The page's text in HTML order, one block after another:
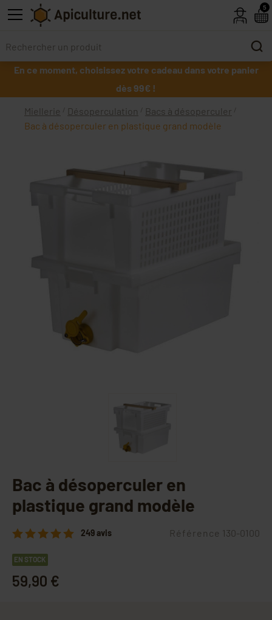
Skip to main content
En ce moment, choisissez votre cadeau dans votre panier
dès 99€ !
Miellerie Désoperculation
Bacs à désoperculer
Bac à désoperculer en plastique grand modèle
Bac à désoperculer en
plastique grand modèle
249 avis Référence 130-0100
EN STOCK
59,90 €
5